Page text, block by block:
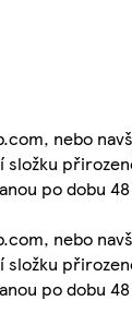
nebo
složku
po dobu
nebo
složku
po dobu